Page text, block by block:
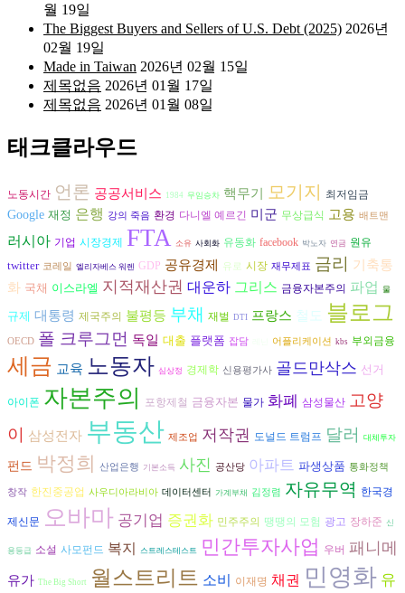
월 19일
The Biggest Buyers and Sellers of U.S. Debt (2025) 2026년
02월 19일
Made in Taiwan 2026년 02월 15일
제목없음 2026년 01월 17일
제목없음 2026년 01월 08일
태크클라우드
노동시간 언론 공공서비스 1984 무임승차 핵무기 모기지 최저임금
Google 재정 은행 강의 죽음 환경 다니엘 예르긴 미군 무상급식 고용 배트맨
러시아 기업 시장경제 FTA 소유 사회화 유동화 facebook 박노자 연금 원유
twitter 코레일 엘리자베스 워렌 GDP 공유경제 유로 시장 재무제표 금리 기축통
화 국채 이스라엘 지적재산권 대운하 그리스 금융자본주의 파업 물
규제 대통령 제국주의 불평등 부채 재벌 DTI 프랑스 철도 블로그
OECD 폴 크루그먼 독일 대출 플랫폼 잡담 어플리케이션 kbs 부외금융
세금 교육 노동자 심상정 경제학 신용평가사 골드만삭스 선거
아이폰 자본주의 포항제철 금융자본 물가 화폐 삼성물산 고양
이 삼성전자 부동산 제조업 저작권 도널드 트럼프 달러 대체투자
펀드 박정희 산업은행 기본소득 사진 공산당 아파트 파생상품 통화정책
창작 한진중공업 사우디아라비아 데이터센터 가계부채 김정렴 자유무역 한국경
제신문 오바마 공기업 증권화 민주주의 땡땡의 모험 광고 장하준 신
용등급 소설 사모펀드 복지 스트레스테스트 민간투자사업 우버 패니메
유가 The Big Short 월스트리트 소비 이재명 채권 민영화 유